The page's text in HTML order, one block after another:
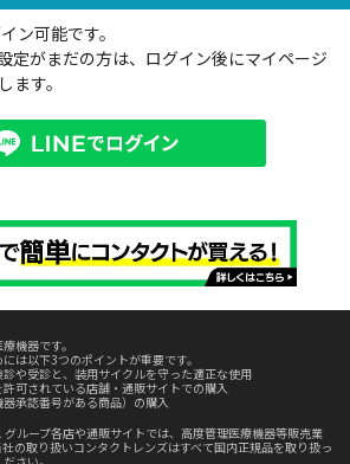
ン可能です。
定がまだの方は、ログイン後にマイページ
ます。
機器です。
は以下3つのポイントが重要です。
や受診と、装用サイクルを守った適正な使用
可されている店舗・通販サイトでの購入
承認番号がある商品）の購入
ループ各店や通販サイトでは、高度管理医療機器等販売業
の取り扱いコンタクトレンズはすべて国内正規品を取り扱っ